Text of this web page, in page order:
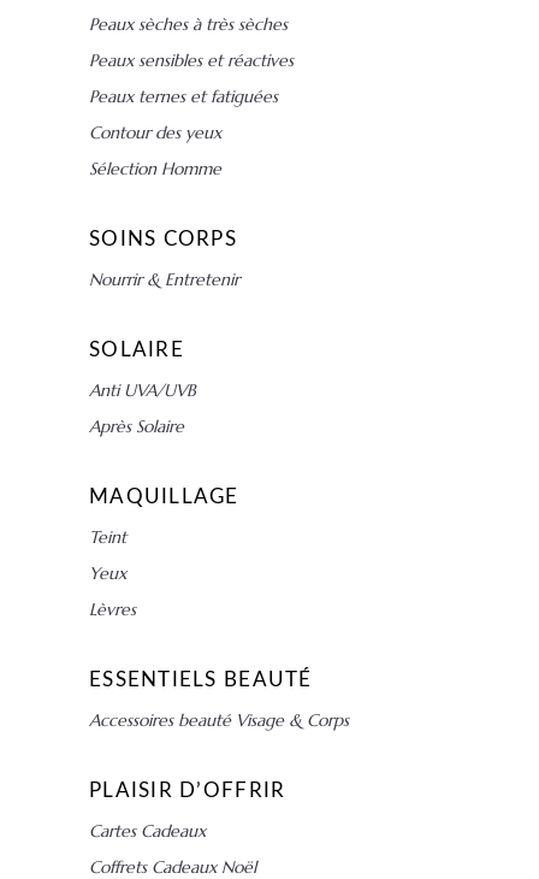
Peaux sèches à très sèches
Peaux sensibles et réactives
Peaux ternes et fatiguées
Contour des yeux
Sélection Homme
SOINS CORPS
Nourrir & Entretenir
SOLAIRE
Anti UVA/UVB
Après Solaire
MAQUILLAGE
Teint
Yeux
Lèvres
ESSENTIELS BEAUTÉ
Accessoires beauté Visage & Corps
PLAISIR D’OFFRIR
Cartes Cadeaux
Coffrets Cadeaux Noël